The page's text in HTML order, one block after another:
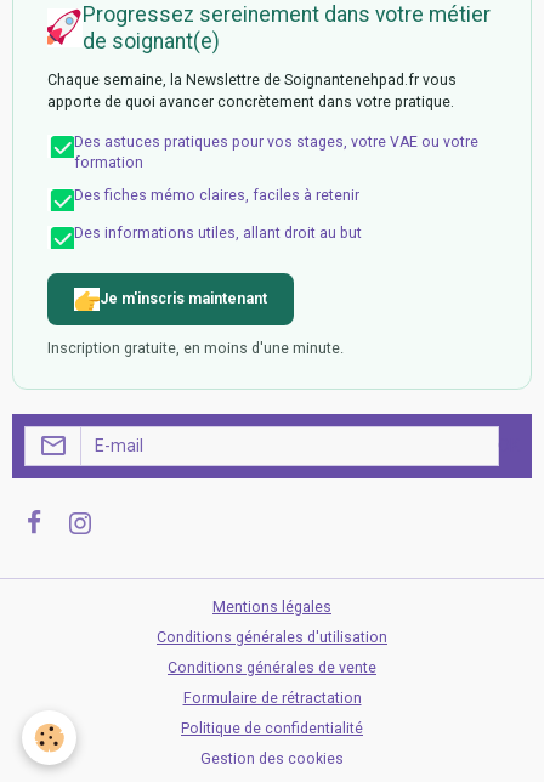
Progressez sereinement dans votre métier
de soignant(e)
Chaque semaine, la Newslettre de Soignantenehpad.fr vous
apporte de quoi avancer concrètement dans votre pratique.
Des astuces pratiques pour vos stages, votre VAE ou votre
formation
Des fiches mémo claires, faciles à retenir
Des informations utiles, allant droit au but
Je m'inscris maintenant
Inscription gratuite, en moins d'une minute.
OK
Mentions légales
Conditions générales d'utilisation
Conditions générales de vente
Formulaire de rétractation
Politique de confidentialité
Gestion des cookies